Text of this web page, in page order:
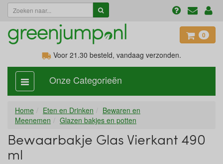
0
Voor 21.30 besteld, vandaag verzonden.
categorie
aan,
Onze Categorieën
Home Eten en Drinken
Bewaren en
Meenemen
Glazen bakjes en potten
Bewaarbakje Glas Vierkant 490
ml